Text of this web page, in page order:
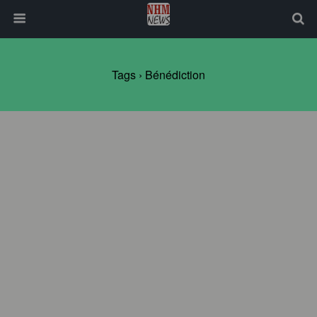
Tags › Bénédiction